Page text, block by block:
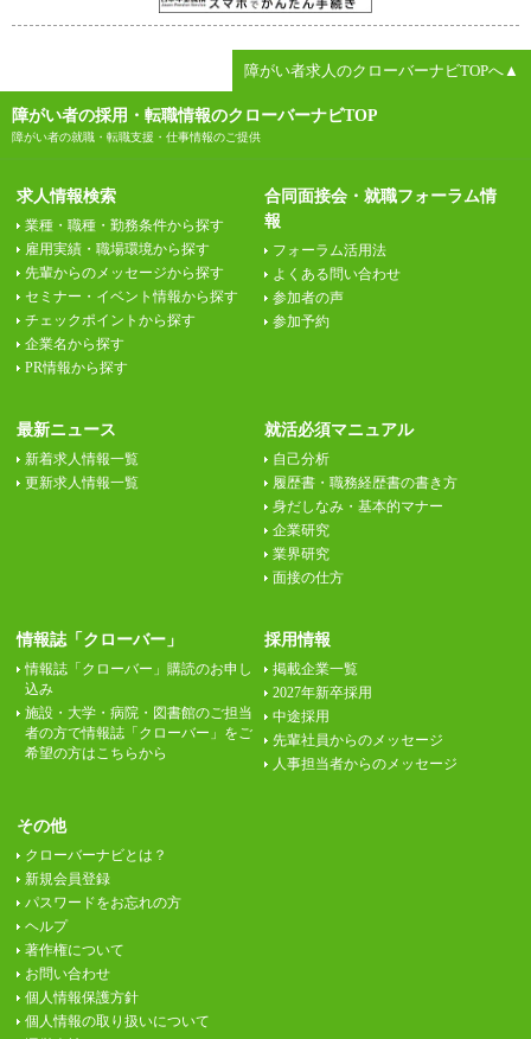
障がい者求人のクローバーナビTOPへ▲
障がい者の採用・転職情報のクローバーナビTOP
障がい者の就職・転職支援・仕事情報のご提供
求人情報検索
業種・職種・勤務条件から探す
雇用実績・職場環境から探す
先輩からのメッセージから探す
セミナー・イベント情報から探す
チェックポイントから探す
企業名から探す
PR情報から探す
合同面接会・就職フォーラム情
報
フォーラム活用法
よくある問い合わせ
参加者の声
参加予約
最新ニュース
新着求人情報一覧
更新求人情報一覧
就活必須マニュアル
自己分析
履歴書・職務経歴書の書き方
身だしなみ・基本的マナー
企業研究
業界研究
面接の仕方
情報誌「クローバー」
情報誌「クローバー」購読のお申し
込み
施設・大学・病院・図書館のご担当
者の方で情報誌「クローバー」をご
希望の方はこちらから
採用情報
掲載企業一覧
2027年新卒採用
中途採用
先輩社員からのメッセージ
人事担当者からのメッセージ
その他
クローバーナビとは？
新規会員登録
パスワードをお忘れの方
ヘルプ
著作権について
お問い合わせ
個人情報保護方針
個人情報の取り扱いについて